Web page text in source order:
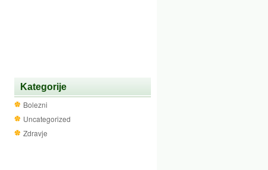
Kategorije
Bolezni
Uncategorized
Zdravje